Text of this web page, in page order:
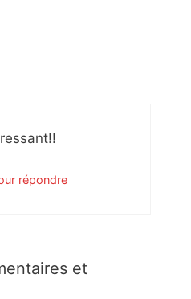
répondre
et